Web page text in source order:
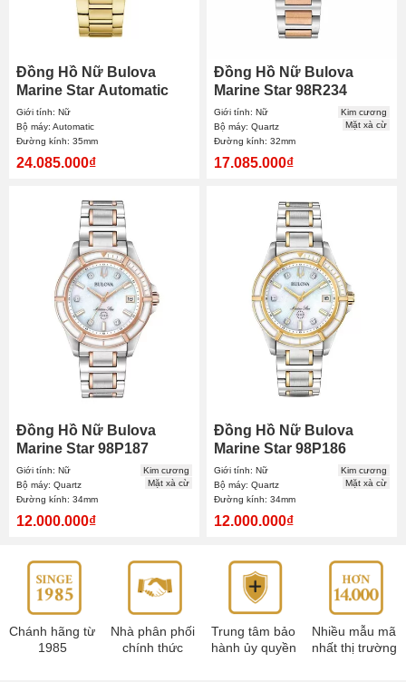
Đồng Hồ Nữ Bulova
Marine Star Automatic
97P171 35mm
Giới tính: Nữ
Bộ máy: Automatic
Đường kính: 35mm
24.085.000₫
Đồng Hồ Nữ Bulova
Marine Star 98R234
32mm
Giới tính: Nữ
Bộ máy: Quartz
Đường kính: 32mm
Kim cương
Mặt xà cừ
17.085.000₫
Đồng Hồ Nữ Bulova
Marine Star 98P187
34mm
Giới tính: Nữ
Bộ máy: Quartz
Đường kính: 34mm
Kim cương
Mặt xà cừ
12.000.000₫
Đồng Hồ Nữ Bulova
Marine Star 98P186
34mm
Giới tính: Nữ
Bộ máy: Quartz
Đường kính: 34mm
Kim cương
Mặt xà cừ
12.000.000₫
Chánh hãng từ
1985
Nhà phân phối
chính thức
Trung tâm bảo
hành ủy quyền
Nhiều mẫu mã
nhất thị trường